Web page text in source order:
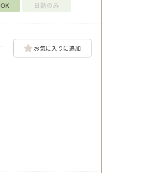
日勤のみ
お気に入りに追加